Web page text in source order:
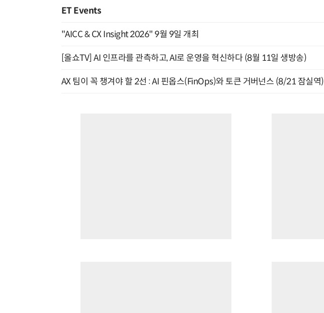
ET Events
"AICC & CX Insight 2026" 9월 9일 개최
[올쇼TV] AI 인프라를 관측하고, AI로 운영을 혁신하다 (8월 11일 생방송)
AX 팀이 꼭 챙겨야 할 2선 : AI 핀옵스(FinOps)와 토큰 거버넌스 (8/21 잠실역)